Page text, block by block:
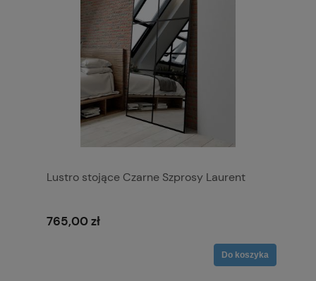
Lustro stojące Czarne Szprosy Laurent
765,00 zł
Do koszyka